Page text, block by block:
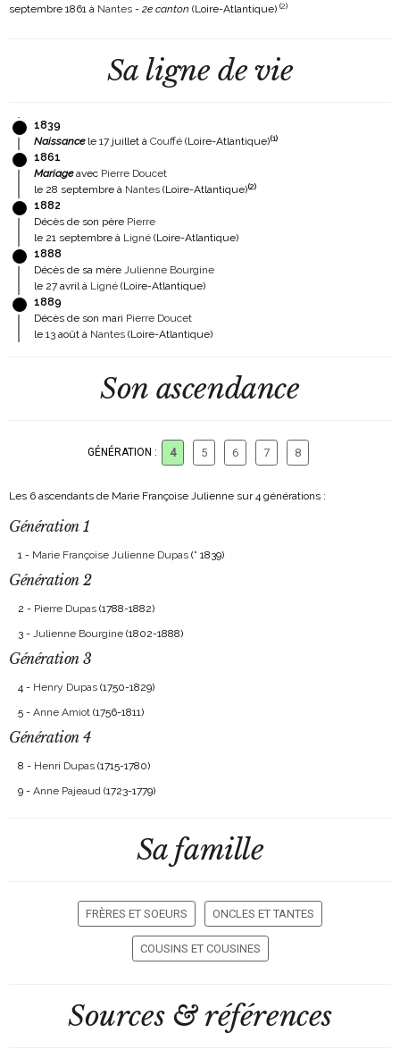
septembre 1861 à Nantes - 2e canton (Loire-Atlantique) (2)
Sa ligne de vie
1839
Naissancele 17 juillet à Couffé (Loire-Atlantique)(1)
1861
Mariageavec Pierre Doucet
le 28 septembre à Nantes (Loire-Atlantique)(2)
1882
Décès de son père Pierre
le 21 septembre à Ligné (Loire-Atlantique)
1888
Décès de sa mère Julienne Bourgine
le 27 avril à Ligné (Loire-Atlantique)
1889
Décès de son mari Pierre Doucet
le 13 août à Nantes (Loire-Atlantique)
Son ascendance
GÉNÉRATION : 4 5 6 7 8
Les 6 ascendants de Marie Françoise Julienne sur 4 générations :
Génération 1
1 - Marie Françoise Julienne Dupas (° 1839)
Génération 2
2 - Pierre Dupas (1788-1882)
3 - Julienne Bourgine (1802-1888)
Génération 3
4 - Henry Dupas (1750-1829)
5 - Anne Amiot (1756-1811)
Génération 4
8 - Henri Dupas (1715-1780)
9 - Anne Pajeaud (1723-1779)
Sa famille
FRÈRES ET SOEURS ONCLES ET TANTES
COUSINS ET COUSINES
Sources & références